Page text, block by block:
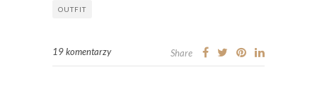
OUTFIT
19 komentarzy Share